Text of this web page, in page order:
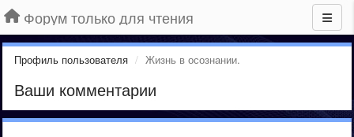
Форум только для чтения
Профиль пользователя Жизнь в осознании.
Ваши комментарии